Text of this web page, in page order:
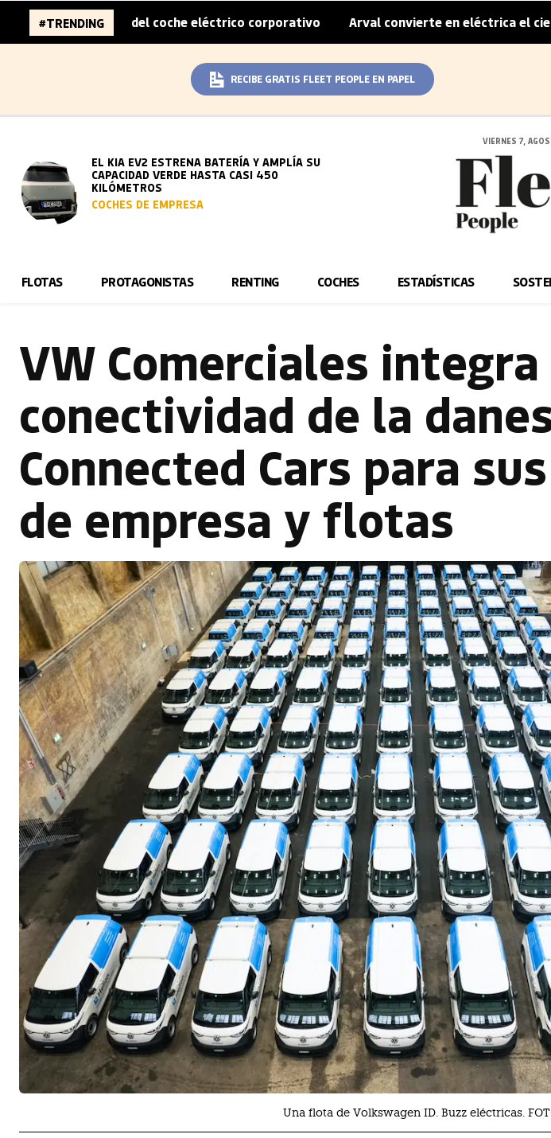
#TRENDINGdel coche eléctrico corporativo | Arval convierte en eléctrica el cien por
RECIBE GRATIS FLEET PEOPLE EN PAPEL
EL KIA EV2 ESTRENA BATERÍA Y AMPLÍA SU
CAPACIDAD VERDE HASTA CASI 450
KILÓMETROS
COCHES DE EMPRESA
VIERNES 7,
FLOTAS PROTAGONISTAS RENTING COCHES ESTADÍSTICAS
VW Comerciales
conectividad de la
Connected Cars para
de empresa y flotas
Una flota de Volkswagen ID. Buzz eléctricas.